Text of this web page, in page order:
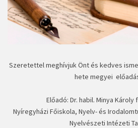
Szeretettel meghívjuk Önt és kedves
hete megyei
Előadó: Dr. habil. Minya
Nyíregyházi Főiskola, Nyelv- és
Nyelvészeti Intézeti